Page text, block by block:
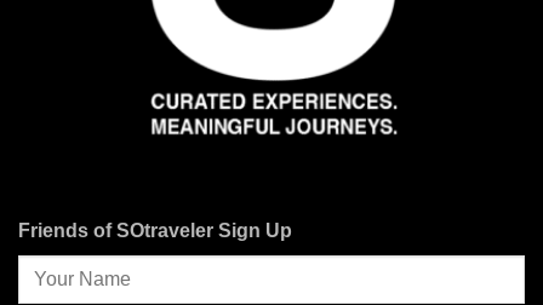
Friends of SOtraveler Sign Up